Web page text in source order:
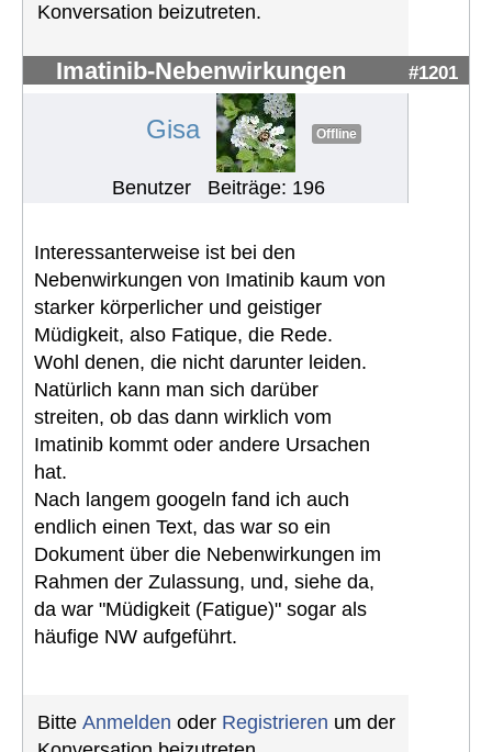
Konversation beizutreten.
Imatinib-Nebenwirkungen #1201
Gisa Offline
Benutzer Beiträge: 196
Interessanterweise ist bei den
Nebenwirkungen von Imatinib kaum von
starker körperlicher und geistiger
Müdigkeit, also Fatique, die Rede.
Wohl denen, die nicht darunter leiden.
Natürlich kann man sich darüber
streiten, ob das dann wirklich vom
Imatinib kommt oder andere Ursachen
hat.
Nach langem googeln fand ich auch
endlich einen Text, das war so ein
Dokument über die Nebenwirkungen im
Rahmen der Zulassung, und, siehe da,
da war "Müdigkeit (Fatigue)" sogar als
häufige NW aufgeführt.
Bitte Anmelden oder Registrieren um der